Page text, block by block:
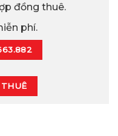
đồng thuê.
phí.